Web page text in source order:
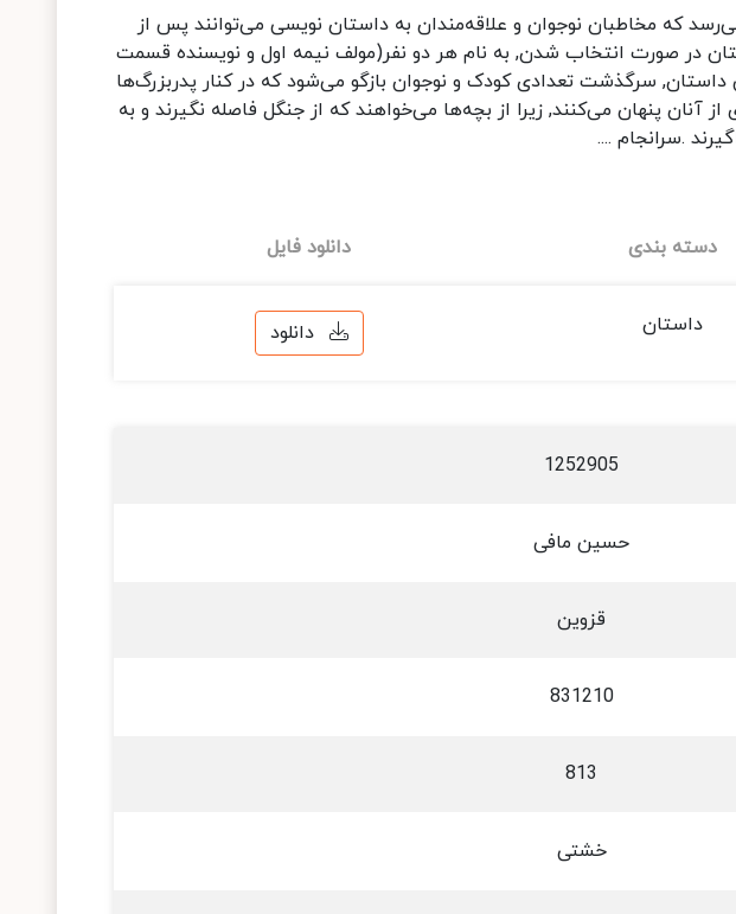
که مخاطبان نوجوان و علاقه‌مندان به داستان نویسی می‌توانند پس از
در صورت انتخاب شدن, به نام هر دو نفر(مولف نیمه اول و نویسنده قسمت
سرگذشت تعدادی کودک و نوجوان بازگو می‌شود که در کنار پدربزرگ‌ها
از آنان پنهان می‌کنند, زیرا از بچه‌ها می‌خواهند که از جنگل فاصله نگیرند و به
.سرانجام ....
دسته بندی دانلود فایل
داستان دانلود
1252905
حسین مافی
قزوین
831210
813
خشتی